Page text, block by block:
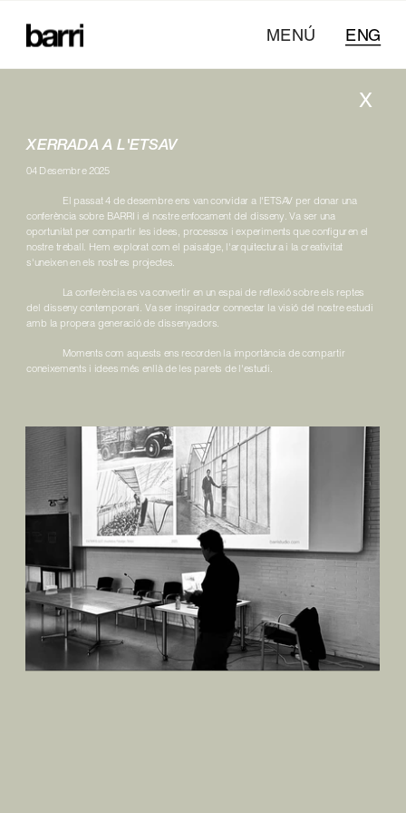
ENG
MENÚ
X
XERRADA A L'ETSAV
04 Desembre 2025
El passat 4 de desembre ens van convidar a l'ETSAV per donar una
conferència sobre BARRI i el nostre enfocament del disseny. Va ser una
oportunitat per compartir les idees, processos i experiments que configuren el
nostre treball. Hem explorat com el paisatge, l'arquitectura i la creativitat
s'uneixen en els nostres projectes.
La conferència es va convertir en un espai de reflexió sobre els reptes
del disseny contemporani. Va ser inspirador connectar la visió del nostre estudi
amb la propera generació de dissenyadors.
Moments com aquests ens recorden la importància de compartir
coneixements i idees més enllà de les parets de l'estudi.